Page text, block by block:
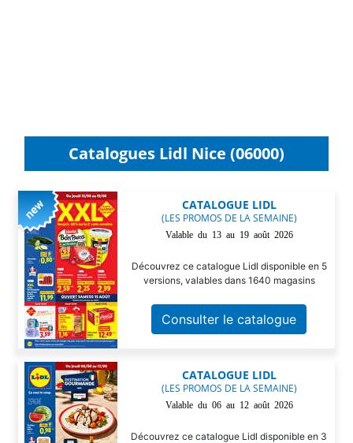
Catalogues Lidl Nice (06000)
CATALOGUE LIDL
(LES PROMOS DE LA SEMAINE)
Valable du 13 au 19 août 2026
Découvrez ce catalogue Lidl disponible en 5
versions, valables dans 1640 magasins
Consulter le catalogue
CATALOGUE LIDL
(LES PROMOS DE LA SEMAINE)
Valable du 06 au 12 août 2026
Découvrez ce catalogue Lidl disponible en 3